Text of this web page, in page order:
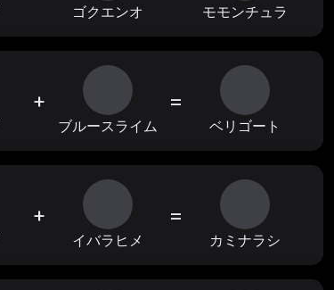
ゴクエンオ モモンチュラ
+
ブルースライム
=
ベリゴート
+
イバラヒメ
=
カミナラシ